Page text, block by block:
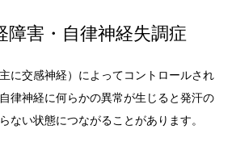
障害・自律神経失調症
に交感神経）によってコントロールされ
律神経に何らかの異常が生じると発汗の
ない状態につながることがあります。